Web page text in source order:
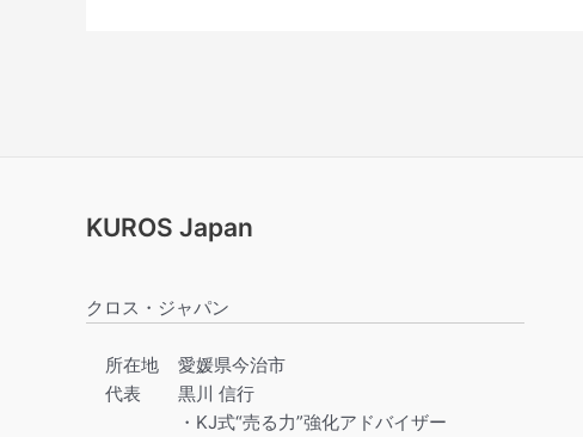
KUROS Japan
クロス・ジャパン
所在地
代表
愛媛県今治市
黒川 信行
・KJ式“売る力”強化アドバイザー